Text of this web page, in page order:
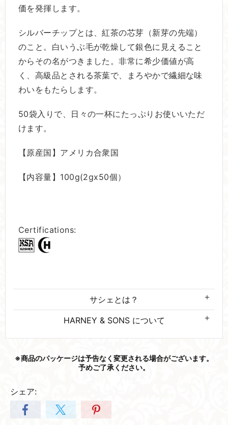
価を発揮します。
シルバーチップとは、紅茶の芯芽（新芽の先端）
のこと。白いうぶ毛が乾燥して銀色に見えること
からその名がつきました。非常に希少価値が高
く、高級品とされる茶葉で、まろやかで繊細な味
わいをもたらします。
50袋入りで、日々の一杯にたっぷりお使いいただ
けます。
【原産国】アメリカ合衆国
【内容量】100g(2gx50個）
Certifications:
サシェとは？
HARNEY & SONS について
※商品の​パッケージは​予告なく​変更される​場合が​ございます。​
予めご了承ください。
シェア: